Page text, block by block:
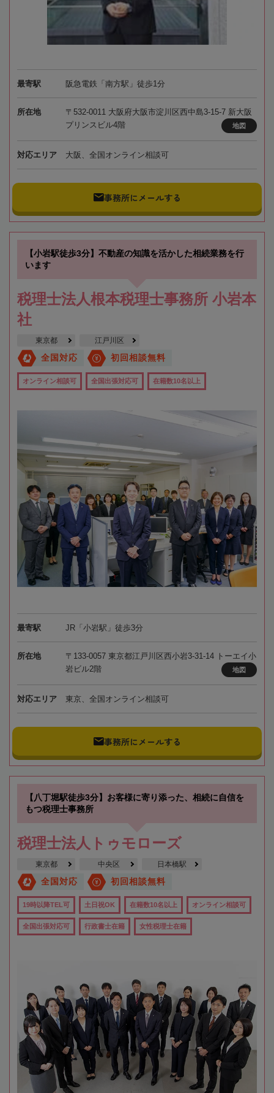
最寄駅 阪急電鉄「南方駅」徒歩1分
所在地
〒532-0011 大阪府大阪市淀川区西中島3-15-7 新大阪
プリンスビル4階
地図
対応エリア 大阪、全国オンライン相談可
事務所にメールする
【小岩駅徒歩3分】不動産の知識を活かした相続業務を行
います
税理士法人根本税理士事務所 小岩本
社
東京都 江戸川区
全国対応 初回相談無料
オンライン相談可 全国出張対応可 在籍数10名以上
最寄駅 JR「小岩駅」徒歩3分
所在地
〒133-0057 東京都江戸川区西小岩3-31-14 トーエイ小
岩ビル2階
地図
対応エリア 東京、全国オンライン相談可
事務所にメールする
【八丁堀駅徒歩3分】お客様に寄り添った、相続に自信を
もつ税理士事務所
税理士法人トゥモローズ
東京都 中央区 日本橋駅
全国対応 初回相談無料
19時以降TEL可 土日祝OK 在籍数10名以上 オンライン相談可
全国出張対応可 行政書士在籍 女性税理士在籍